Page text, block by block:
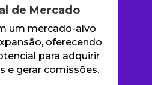
de Mercado
um mercado-alvo
oferecendo
para adquirir
e gerar comissões.